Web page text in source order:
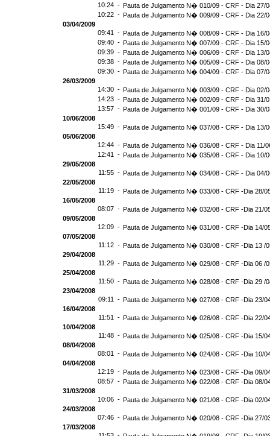
10:24 - Pauta de Julgamento N� 010/09 - CRF - Dia 27/
10:22 - Pauta de Julgamento N� 009/09 - CRF - Dia 22/
03/04/2009
09:41 - Pauta de Julgamento N� 008/09 - CRF - Dia 16/
09:40 - Pauta de Julgamento N� 007/09 - CRF - Dia 15/
09:39 - Pauta de Julgamento N� 006/09 - CRF - Dia 13/
09:38 - Pauta de Julgamento N� 005/09 - CRF - Dia 08/
09:30 - Pauta de Julgamento N� 004/09 - CRF - Dia 07/
26/03/2009
14:30 - Pauta de Julgamento N� 003/09 - CRF - Dia 02/
14:23 - Pauta de Julgamento N� 002/09 - CRF - Dia 31/
13:57 - Pauta de Julgamento N� 001/09 - CRF - Dia 30/
10/06/2008
15:49 - Pauta de Julgamento N� 037/08 - CRF - Dia 13/
05/06/2008
12:44 - Pauta de Julgamento N� 036/08 - CRF - Dia 11/
12:41 - Pauta de Julgamento N� 035/08 - CRF - Dia 10/
29/05/2008
11:55 - Pauta de Julgamento N� 034/08 - CRF - Dia 04/
22/05/2008
11:19 - Pauta de Julgamento N� 033/08 - CRF -Dia 28/
16/05/2008
08:07 - Pauta de Julgamento N� 032/08 - CRF -Dia 21/
09/05/2008
12:09 - Pauta de Julgamento N� 031/08 - CRF -Dia 14/
07/05/2008
11:12 - Pauta de Julgamento N� 030/08 - CRF -Dia 13 /
29/04/2008
11:29 - Pauta de Julgamento N� 029/08 - CRF -Dia 06 /
25/04/2008
11:50 - Pauta de Julgamento N� 028/08 - CRF -Dia 29 /
23/04/2008
09:11 - Pauta de Julgamento N� 027/08 - CRF -Dia 23/
16/04/2008
11:51 - Pauta de Julgamento N� 026/08 - CRF -Dia 22/
10/04/2008
11:48 - Pauta de Julgamento N� 025/08 - CRF -Dia 15/
08/04/2008
08:01 - Pauta de Julgamento N� 024/08 - CRF -Dia 10/
04/04/2008
12:19 - Pauta de Julgamento N� 023/08 - CRF -Dia 09/
08:57 - Pauta de Julgamento N� 022/08 - CRF -Dia 08/
31/03/2008
10:06 - Pauta de Julgamento N� 021/08 - CRF -Dia 02/
24/03/2008
07:46 - Pauta de Julgamento N� 020/08 - CRF -Dia 27/
17/03/2008